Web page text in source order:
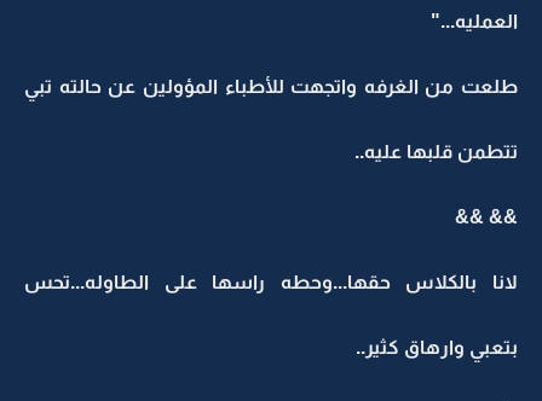
العمليه..."
طلعت من الغرفه واتجهت للأطباء المؤولين عن حالته تبي
تتطمن قلبها عليه..
&& &&
لانا بالكلاس حقها...وحطه راسها على الطاوله...تحس
بتعبي وارهاق كثير..